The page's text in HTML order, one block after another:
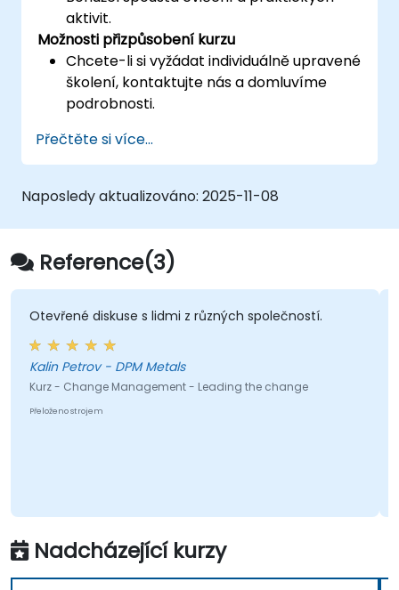
aktivit.
Možnosti přizpůsobení kurzu
Chcete-li si vyžádat individuálně upravené
školení, kontaktujte nás a domluvíme
podrobnosti.
Přečtěte si více...
Naposledy aktualizováno: 2025-11-08
Reference(3)
Otevřené diskuse s lidmi z různých společností.
Kalin Petrov - DPM Metals
Kurz - Change Management - Leading the change
Přeloženo strojem
Nadcházející kurzy